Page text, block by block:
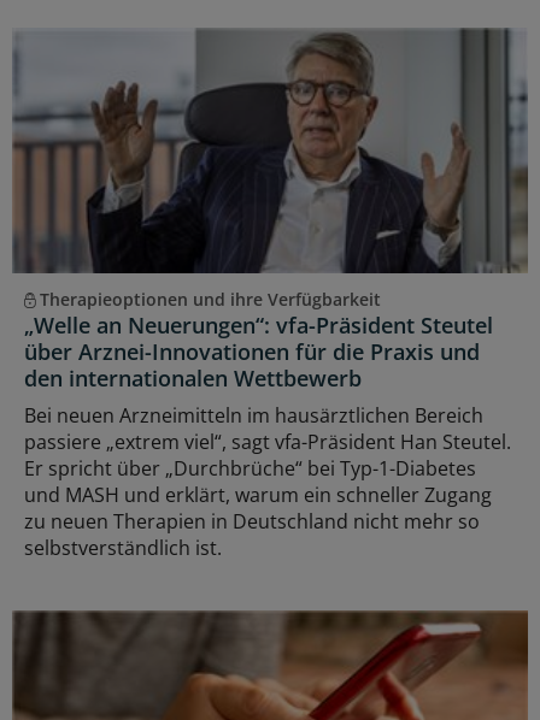
Therapieoptionen und ihre Verfügbarkeit
„Welle an Neuerungen“: vfa-Präsident Steutel
über Arznei-Innovationen für die Praxis und
den internationalen Wettbewerb
Bei neuen Arzneimitteln im hausärztlichen Bereich
passiere „extrem viel“, sagt vfa-Präsident Han Steutel.
Er spricht über „Durchbrüche“ bei Typ-1-Diabetes
und MASH und erklärt, warum ein schneller Zugang
zu neuen Therapien in Deutschland nicht mehr so
selbstverständlich ist.